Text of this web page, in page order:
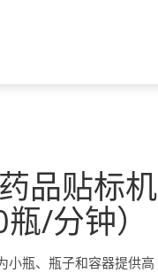
品贴标机
/分钟）
小瓶、瓶子和容器提供高